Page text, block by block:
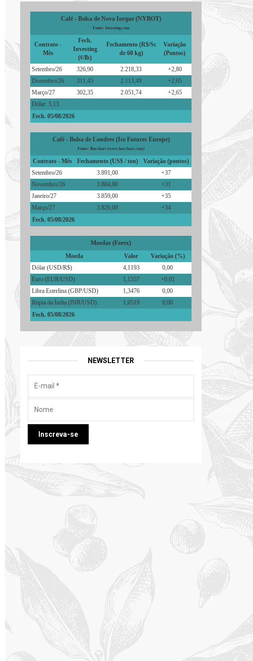
Café - Bolsa de Nova Iorque (NYBOT)
Fonte: Investing.com
Contrato -
Mês
Fech.
Investing
(¢/lb)
Fechamento (R$/Sc
de 60 kg)
Variação
(Pontos)
Setembro/26 326,90 2.218,33
+2,80
Dezembro/26
311,45 2.113,49
+2,65
Março/27
302,35 2.051,74
+2,65
Dólar: 5,13
Fech. 05/08/2026
Café - Bolsa de Londres (Ice Futures Europe)
Fonte: Barchart (www.barchart.com)
Contrato - Mês Fechamento (US$ / ton)
Variação (pontos)
Setembro/26
3.891,00
+37
Novembro/26
3.884,00
+31
Janeiro/27
3.859,00
+35
Março/27
3.826,00
+34
Fech. 05/08/2026
Moedas (Forex)
Moeda
Valor
Variação (%)
Dólar (USD/R$)
4,1193
0,00
Euro (EUR/USD)
1,1557
+0,01
Libra Esterlina (GBP/USD)
1,3476
0,00
Rúpia da Índia (INR/USD)
1,0519
0,00
Fech. 05/08/2026
NEWSLETTER